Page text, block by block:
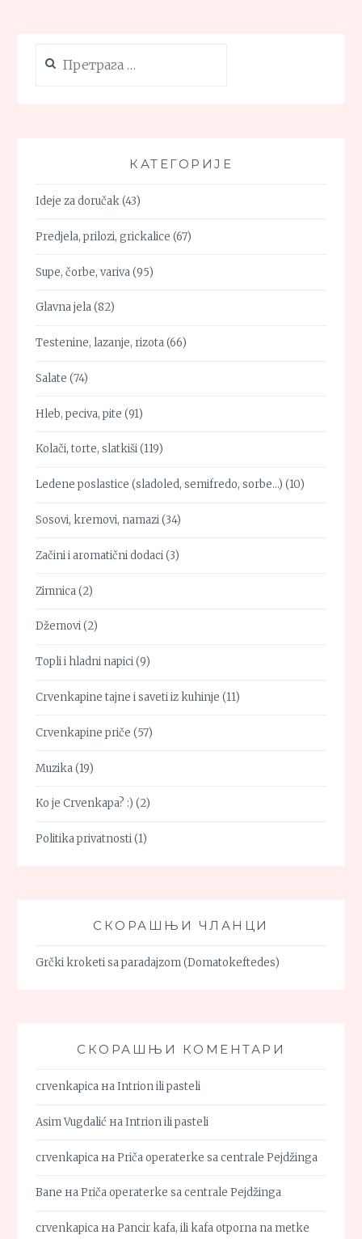
за:
КАТЕГОРИЈЕ
Ideje za doručak(43)
Predjela, prilozi, grickalice (67)
Supe, čorbe, variva(95)
Glavna jela(82)
Testenine, lazanje, rizota(66)
Salate (74)
Hleb, peciva, pite (91)
Kolači, torte, slatkiši(119)
Ledene poslastice (sladoled, semifredo, sorbe…) (10)
Sosovi, kremovi, namazi(34)
Začini i aromatični dodaci(3)
Zimnica(2)
Džemovi(2)
Topli i hladni napici(9)
Crvenkapine tajne i saveti iz kuhinje (11)
Crvenkapine priče (57)
Muzika(19)
Ko je Crvenkapa? :) (2)
Politika privatnosti(1)
СКОРАШЊИ ЧЛАНЦИ
Grčki kroketi sa paradajzom (Domatokeftedes)
СКОРАШЊИ КОМЕНТАРИ
crvenkapica наIntrion ili pasteli
Asim Vugdalić наIntrion ili pasteli
crvenkapica наPriča operaterke sa centrale Pejdžinga
Bane наPriča operaterke sa centrale Pejdžinga
crvenkapica наPancir kafa, ili kafa otporna na metke